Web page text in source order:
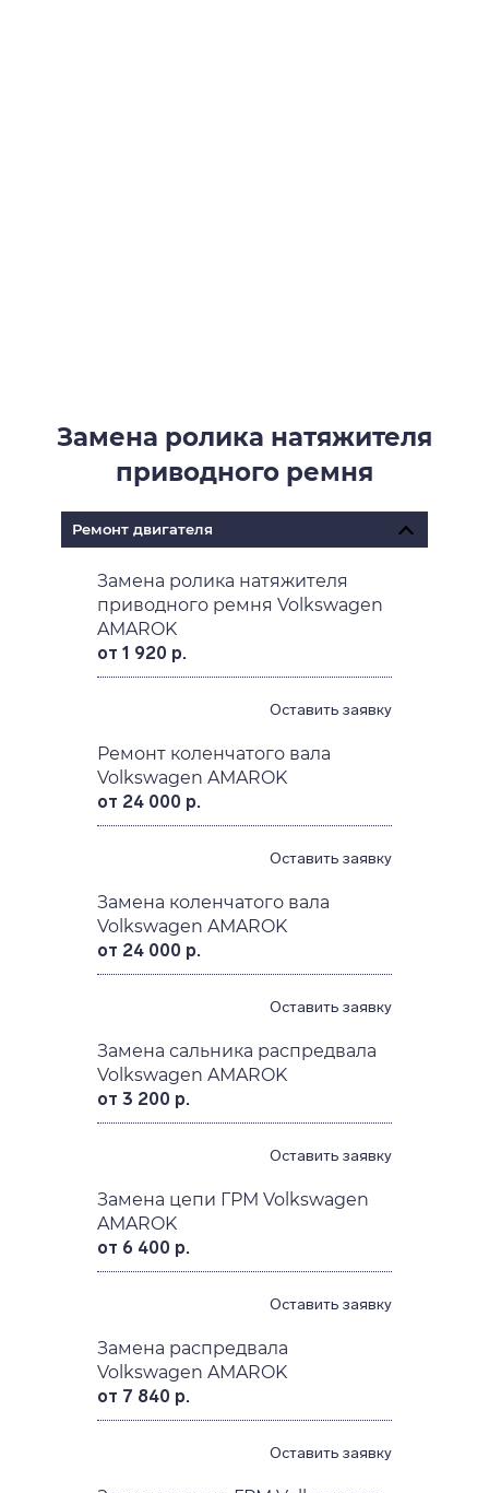
Замена ролика натяжителя
приводного ремня
Ремонт двигателя
Замена ролика натяжителя
приводного ремня Volkswagen
AMAROK
от 1 920 р.
Оставить заявку
Ремонт коленчатого вала
Volkswagen AMAROK
от 24 000 р.
Оставить заявку
Замена коленчатого вала
Volkswagen AMAROK
от 24 000 р.
Оставить заявку
Замена сальника распредвала
Volkswagen AMAROK
от 3 200 р.
Оставить заявку
Замена цепи ГРМ Volkswagen
AMAROK
от 6 400 р.
Оставить заявку
Замена распредвала
Volkswagen AMAROK
от 7 840 р.
Оставить заявку